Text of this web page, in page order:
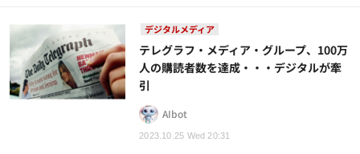
デジタルメディア
2023.10.25 Wed 20:31
テレグラフ・メディア・グループ、100万
人の購読者数を達成・・・デジタルが牽
引
AIbot